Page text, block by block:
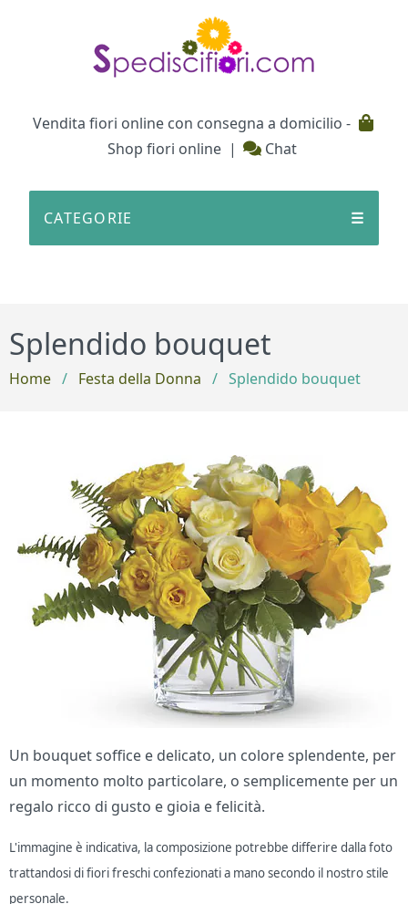
Vendita fiori online con consegna a domicilio -
Shop fiori online | Chat
CATEGORIE ☰
Splendido bouquet
Home / Festa della Donna / Splendido bouquet
Un bouquet soffice e delicato, un colore splendente, per
un momento molto particolare, o semplicemente per un
regalo ricco di gusto e gioia e felicità.
L'immagine è indicativa, la composizione potrebbe differire dalla foto
trattandosi di fiori freschi confezionati a mano secondo il nostro stile
personale.